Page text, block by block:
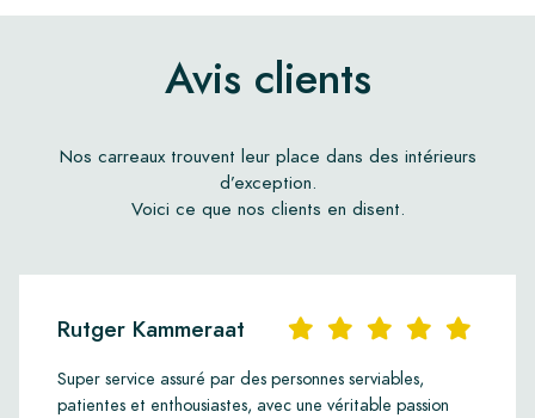
Avis clients
Nos carreaux trouvent leur place dans des intérieurs
d’exception.
Voici ce que nos clients en disent.
Rutger Kammeraat
Super service assuré par des personnes serviables,
patientes et enthousiastes, avec une véritable passion